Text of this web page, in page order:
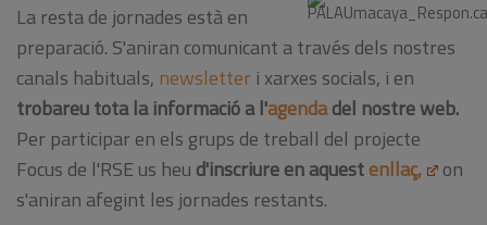
La resta de jornades està en
preparació. S'aniran comunicant a través dels nostres
canals habituals, newsletter i xarxes socials, i en
trobareu tota la informació a l'agendadel nostre web.
Per participar en els grups de treball del projecte
Focus de l'RSE us heu d'inscriure en aquestenllaç,
on
s'aniran afegint les jornades restants.